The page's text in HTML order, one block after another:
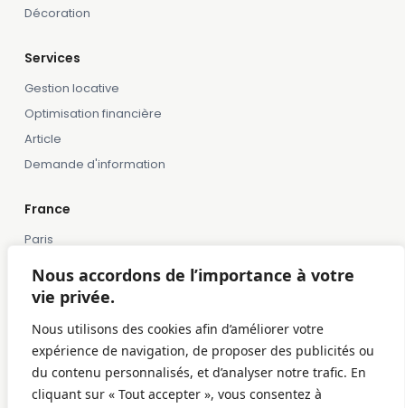
Nous accordons de l’importance à votre
vie privée.
Nous utilisons des cookies afin d’améliorer votre
expérience de navigation, de proposer des publicités ou
du contenu personnalisés, et d’analyser notre trafic. En
cliquant sur « Tout accepter », vous consentez à
Décoration
Services
Gestion locative
Optimisation financière
Article
Demande d'information
France
Paris
Lille
Bordeaux
Toulose